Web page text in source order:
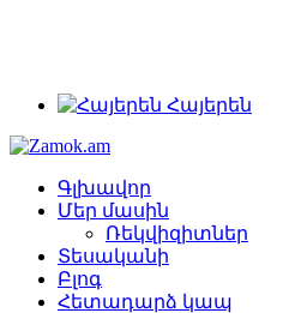
Հայերեն
Գլխավոր
Մեր մասին
Ռեկվիզիտներ
Տեսականի
Բլոգ
Հետադարձ կապ